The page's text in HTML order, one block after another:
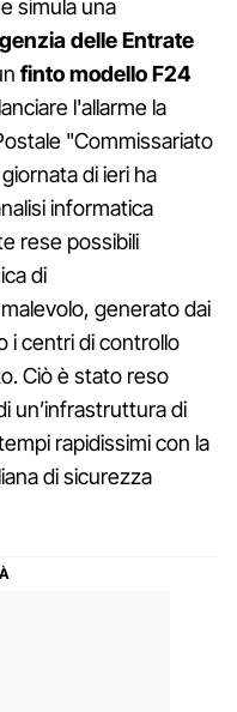
simula una
delle Entrate
finto modello F24
l'allarme la
"Commissariato
di ieri ha
informatica
rese possibili
di
generato dai
i centri di controllo
Ciò è stato reso
un’infrastruttura di
rapidissimi con la
di sicurezza